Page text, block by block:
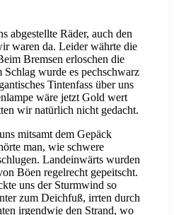
abgestellte Räder, auch den
waren da. Leider währte die
Bremsen erloschen die
wurde es pechschwarz
Tintenfass über uns
wäre jetzt Gold wert
wir natürlich nicht gedacht.
mitsamt dem Gepäck
man, wie schwere
Landeinwärts wurden
Böen regelrecht gepeitscht.
uns der Sturmwind so
zum Deichfuß, irrten durch
irgendwie den Strand, wo